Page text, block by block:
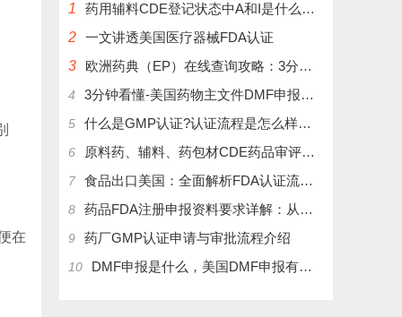
在
1
药用辅料CDE登记状态中A和I是什么意思？
2 一文讲透美国医疗器械FDA认证
3
欧洲药典（EP）在线查询攻略：3分钟掌握官方数据库使用技巧
4 3分钟看懂-美国药物主文件DMF申报流程和管理制度
5 什么是GMP认证?认证流程是怎么样的？
6 原料药、辅料、药包材CDE药品审评中心登记注册流程
7 食品出口美国：全面解析FDA认证流程及关键注意事项
8 药品FDA注册申报资料要求详解：从法规到实操
9 药厂GMP认证申请与审批流程介绍
10 DMF申报是什么，美国DMF申报有几种分类，药物主文件备案流程介绍